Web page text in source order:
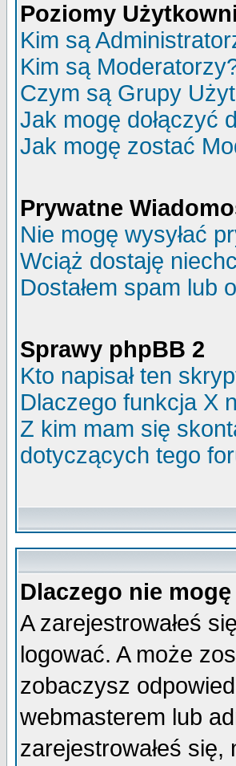
Poziomy
Kim są
Kim są
Czym są Grupy
Jak mogę dołączyć
Jak mogę zostać
Prywatne
Nie mogę wysyłać
Wciąż dostaję
Dostałem spam lub
Sprawy phpBB 2
Kto napisał ten
Dlaczego funkcja X
Z kim mam się
dotyczących tego
Dlaczego nie
A zarejestrowałeś
logować. A może
zobaczysz
webmasterem lub
zarejestrowałeś